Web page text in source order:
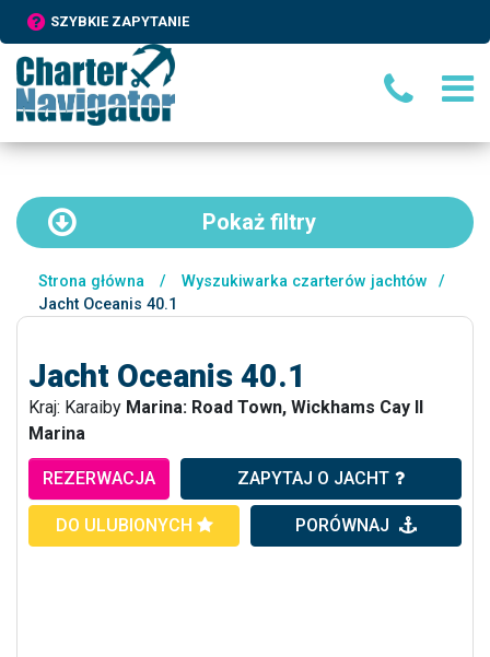
SZYBKIE ZAPYTANIE
Pokaż filtry
Strona główna / Wyszukiwarka czarterów jachtów
/
Jacht Oceanis 40.1
Jacht Oceanis 40.1
Kraj: Karaiby Marina: Road Town, Wickhams Cay II
Marina
REZERWACJA ZAPYTAJ O JACHT
DO ULUBIONYCH PORÓWNAJ